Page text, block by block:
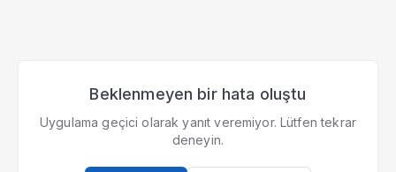
Beklenmeyen bir hata oluştu
Uygulama geçici olarak yanıt veremiyor. Lütfen tekrar
deneyin.